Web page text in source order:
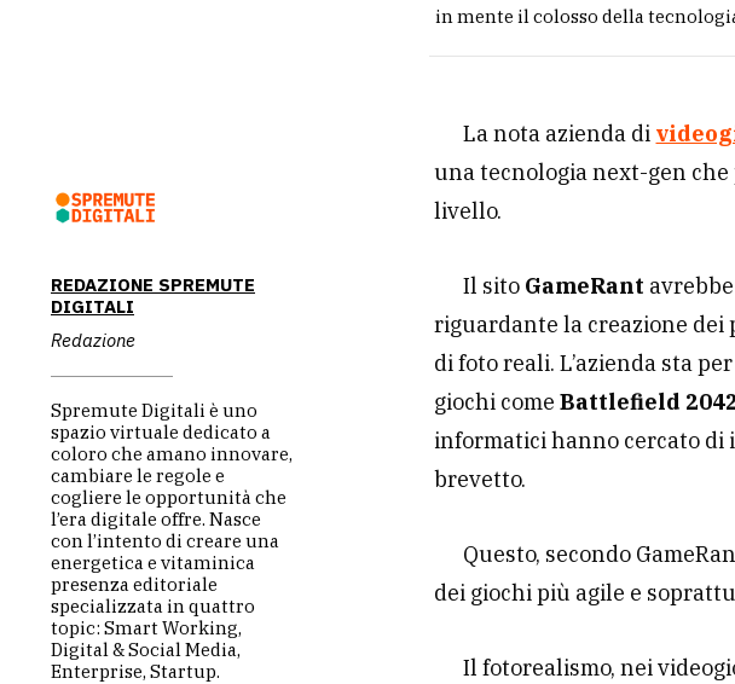
in mente il colosso della
REDAZIONE SPREMUTE
DIGITALI
Redazione
Spremute Digitali è uno
spazio virtuale dedicato a
coloro che amano innovare,
cambiare le regole e
cogliere le opportunità che
l’era digitale offre. Nasce
con l’intento di creare una
energetica e vitaminica
presenza editoriale
specializzata in quattro
topic: Smart Working,
Digital & Social Media,
Enterprise, Startup.
La nota azienda di
una tecnologia next-gen
livello.
Il sito GameRant
riguardante la creazione
di foto reali. L’azienda sta
giochi come Battlefield
informatici hanno cercato di
brevetto.
Questo, secondo
dei giochi più agile e
Il fotorealismo, nei